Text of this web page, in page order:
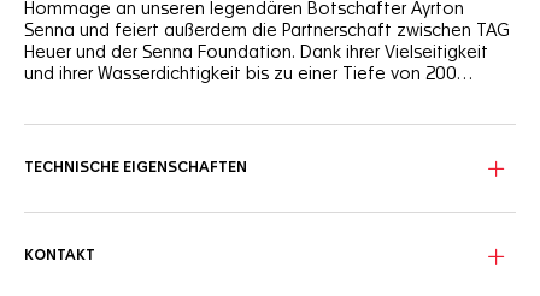
Hommage an unseren legendären Botschafter Ayrton
Senna und feiert außerdem die Partnerschaft zwischen TAG
Heuer und der Senna Foundation. Dank ihrer Vielseitigkeit
und ihrer Wasserdichtigkeit bis zu einer Tiefe von 200
Akzenten auf dem Zifferblatt, dem Datumsfenster, der
Das aufregende 43-mm-Gehäuse aus Edelstahl mit
schwarzer DLC-Beschichtung gibt die Geschwindigkeit vor.
TECHNISCHE EIGENSCHAFTEN
KONTAKT